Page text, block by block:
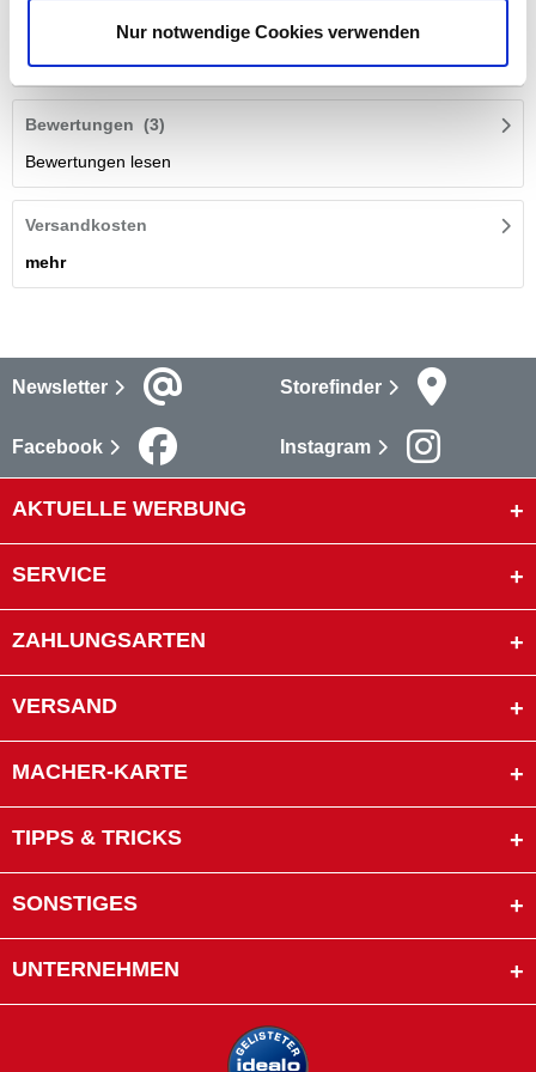
Nur notwendige Cookies verwenden
bekommst du eine hochwertige Dispersionsfarbe, die sich
perfekt für deine Innenräume eignet.mehr
Bewertungen (3)
Bewertungen lesen
Versandkosten
mehr
Newsletter Storefinder
Facebook Instagram
AKTUELLE WERBUNG
SERVICE
ZAHLUNGSARTEN
VERSAND
MACHER-KARTE
TIPPS & TRICKS
SONSTIGES
UNTERNEHMEN